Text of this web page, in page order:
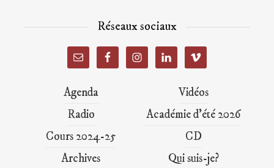
Réseaux sociaux
Agenda
Vidéos
Radio
Académie d’été 2026
Cours 2024-25
CD
Archives
Qui suis-je?